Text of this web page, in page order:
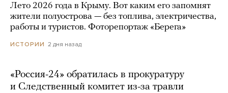
Лето 2026 года в Крыму. Вот каким его запомнят
жители полуострова — без топлива, электричества,
работы и туристов. Фоторепортаж «Берега»
ИСТОРИИ 2 дня назад
«Россия-24» обратилась в прокуратуру
и Следственный комитет из-за травли